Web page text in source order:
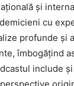
și
cu
profunde și
îmbogățind
include